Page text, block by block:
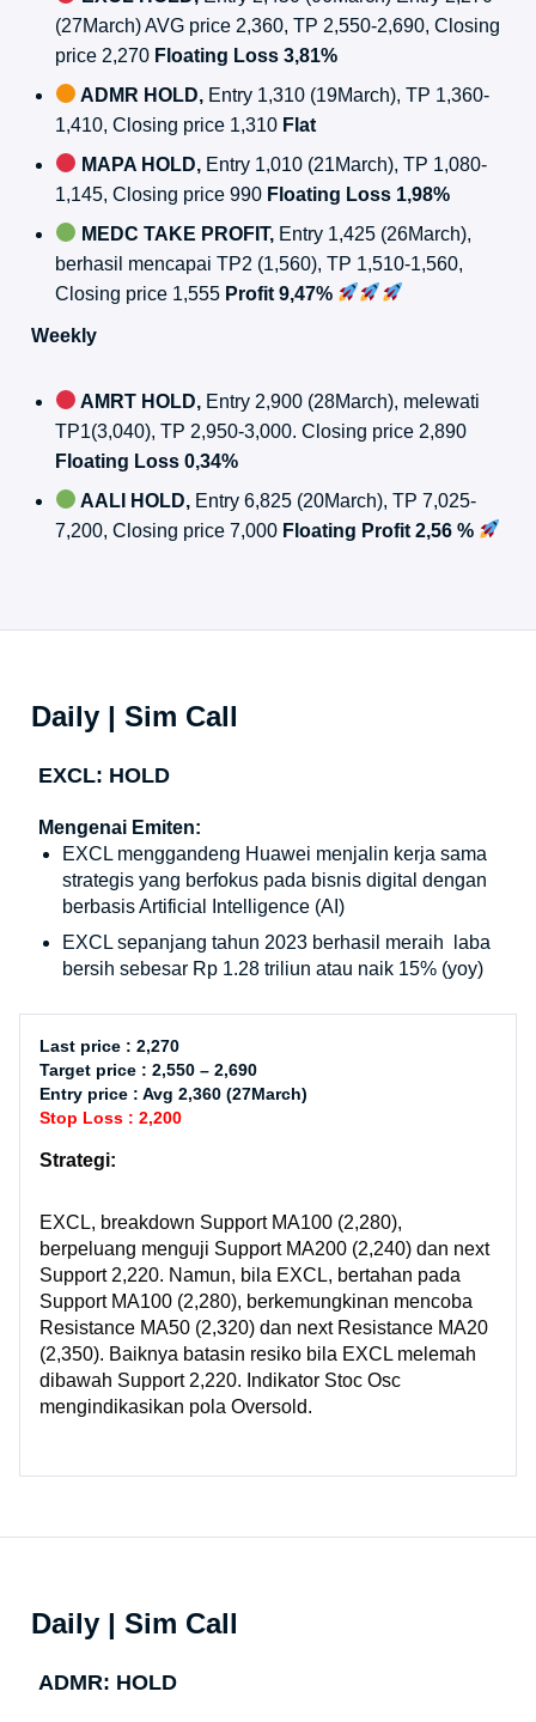
(27March) AVG price 2,360, TP 2,550-2,690, Closing
price 2,270 Floating Loss 3,81%
ADMR HOLD, Entry 1,310 (19March), TP 1,360-
1,410, Closing price 1,310 Flat
MAPA HOLD, Entry 1,010 (21March), TP 1,080-
1,145, Closing price 990 Floating Loss 1,98%
MEDC TAKE PROFIT, Entry 1,425 (26March),
berhasil mencapai TP2 (1,560), TP 1,510-1,560,
Closing price 1,555 Profit 9,47%
Weekly
AMRT HOLD, Entry 2,900 (28March), melewati
TP1(3,040), TP 2,950-3,000. Closing price 2,890
Floating Loss 0,34%
AALI HOLD, Entry 6,825 (20March), TP 7,025-
7,200, Closing price 7,000 Floating Profit 2,56 %
Daily | Sim Call
EXCL: HOLD
Mengenai Emiten:
EXCL menggandeng Huawei menjalin kerja sama
strategis yang berfokus pada bisnis digital dengan
berbasis Artificial Intelligence (AI)
EXCL sepanjang tahun 2023 berhasil meraih laba
bersih sebesar Rp 1.28 triliun atau naik 15% (yoy)
Last price : 2,270
Target price : 2,550 – 2,690
Entry price : Avg 2,360 (27March)
Stop Loss : 2,200
Strategi:
EXCL, breakdown Support MA100 (2,280),
berpeluang menguji Support MA200 (2,240) dan next
Support 2,220. Namun, bila EXCL, bertahan pada
Support MA100 (2,280), berkemungkinan mencoba
Resistance MA50 (2,320) dan next Resistance MA20
(2,350). Baiknya batasin resiko bila EXCL melemah
dibawah Support 2,220. Indikator Stoc Osc
mengindikasikan pola Oversold.
Daily | Sim Call
ADMR: HOLD